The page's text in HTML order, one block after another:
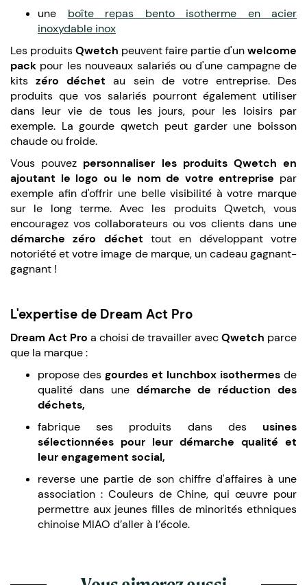
une boîte repas bento isotherme en acier
inoxydable inox
Les produitsQwetch peuvent faire partie d'unwelcome
pack pour les nouveaux salariés ou d'une campagne de
kitszéro déchet au sein de votre entreprise. Des
produits que vos salariés pourront également utiliser
dans leur vie de tous les jours, pour les loisirs par
exemple. La gourde qwetch peut garder une boisson
chaude ou froide.
Vous pouvez personnaliser les produits Qwetch en
ajoutant le logo ou le nom de votre entreprise par
exemple afin d'offrir une belle visibilité à votre marque
sur le long terme. Avec les produits Qwetch, vous
encouragez vos collaborateurs ou vos clients dans une
démarche zéro déchet tout en développant votre
notoriété et votre image de marque, un cadeau gagnant-
gagnant !
L'expertise de Dream Act Pro
Dream Act Pro a choisi de travailler avecQwetch parce
que la marque :
propose des gourdes et lunchbox isothermes de
qualité dans une démarche de réduction des
déchets,
fabrique ses produits dans des usines
sélectionnées pour leur démarche qualité et
leur engagement social,
reverse une partie de son chiffre d'affaires à une
association : Couleurs de Chine, qui œuvre pour
permettre aux jeunes filles de minorités ethniques
chinoise MIAO d’aller à l’école.